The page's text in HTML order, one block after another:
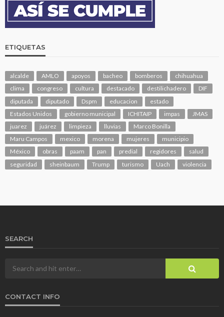
ETIQUETAS
alcalde AMLO apoyos bacheo bomberos
chihuahua
clima
congreso cultura destacado destilichadero
DIF
diputada
diputado Dspm educacion
estado
Estados Unidos
gobierno municipal ICHITAIP impas
JMAS
juarez
juárez limpieza lluvias
Marco Bonilla
Maru Campos
mexico morena mujeres
municipio
México
obras paam pan predial regidores
salud
seguridad
sheinbaum Trump turismo Uach violencia
SEARCH
CONTACT INFO